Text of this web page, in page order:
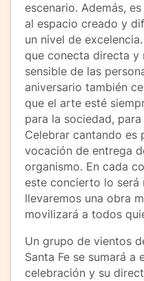
escenario. Además,
al espacio creado y
un nivel de
que conecta directa y
sensible de las
aniversario también
que el arte esté
para la sociedad,
Celebrar cantando es
vocación de entrega
organismo. En cada
este concierto lo será
llevaremos una obra
movilizará a todos
Un grupo de vientos
Santa Fe se sumará a
celebración y su